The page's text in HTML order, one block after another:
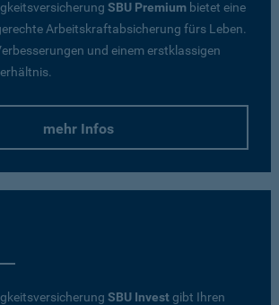
SBU Premium bietet eine
Arbeitskraftabsicherung fürs Leben.
und einem erstklassigen
mehr Infos
SBU Investgibt Ihren